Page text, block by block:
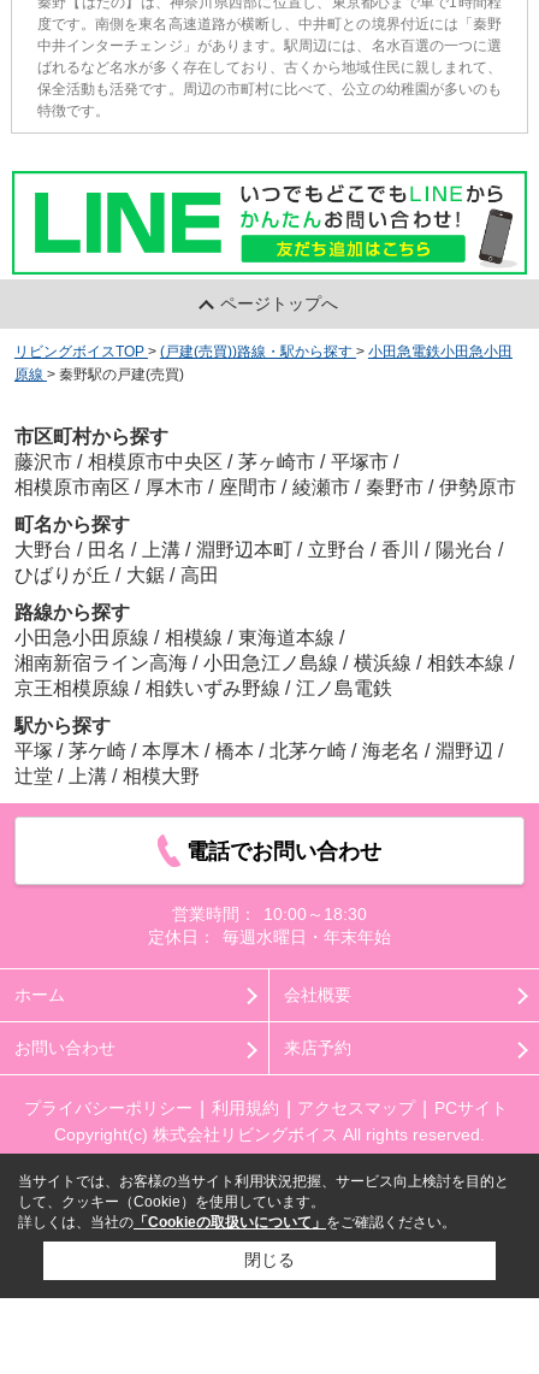
度です。南側を東名高速道路が横断し、中井町との境界付近には「秦野
中井インターチェンジ」があります。駅周辺には、名水百選の一つに選
ばれるなど名水が多く存在しており、古くから地域住民に親しまれて、
保全活動も活発です。周辺の市町村に比べて、公立の幼稚園が多いのも
特徴です。
ページトップへ
リビングボイスTOP > (戸建(売買))路線・駅から探す > 小田急電鉄小田急小田
原線 > 秦野駅の戸建(売買)
市区町村から探す
藤沢市 / 相模原市中央区 / 茅ヶ崎市 / 平塚市 /
相模原市南区 / 厚木市 / 座間市 / 綾瀬市 / 秦野市 / 伊勢原市
町名から探す
大野台 / 田名 / 上溝 / 淵野辺本町 / 立野台 / 香川 / 陽光台 /
ひばりが丘 / 大鋸 / 高田
路線から探す
小田急小田原線 / 相模線 / 東海道本線 /
湘南新宿ライン高海 / 小田急江ノ島線 / 横浜線 / 相鉄本線 /
京王相模原線 / 相鉄いずみ野線 / 江ノ島電鉄
駅から探す
平塚 / 茅ケ崎 / 本厚木 / 橋本 / 北茅ケ崎 / 海老名 / 淵野辺 /
辻堂 / 上溝 / 相模大野
電話でお問い合わせ
営業時間：
10:00～18:30
定休日：
毎週水曜日・年末年始
ホーム 会社概要
お問い合わせ 来店予約
プライバシーポリシー 利用規約 アクセスマップ
PCサイト
Copyright(c) 株式会社リビングボイス All rights reserved.
当サイトでは、お客様の当サイト利用状況把握、サービス向上検討を目的と
して、クッキー（Cookie）を使用しています。
詳しくは、当社の 「Cookieの取扱いについて」 をご確認ください。
閉じる